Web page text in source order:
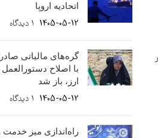
اتحادیه اروپا
1405-05-12 ۱ دیدگاه
گره‌های مالیاتی
با اصلاح دستورالعمل
ارز، باز شد
1405-05-12 ۱ دیدگاه
راه‌اندازی میز خدمت